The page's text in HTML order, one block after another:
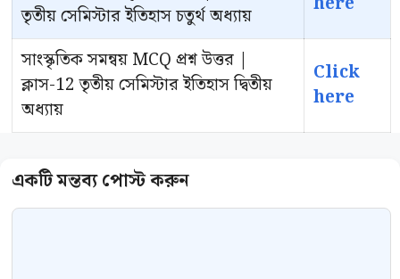
তৃতীয় সেমিস্টার ইতিহাস চতুর্থ অধ্যায়
সাংস্কৃতিক সমন্বয় MCQ প্রশ্ন উত্তর |
ক্লাস-12 তৃতীয় সেমিস্টার ইতিহাস দ্বিতীয়
অধ্যায়
Click
here
Comment